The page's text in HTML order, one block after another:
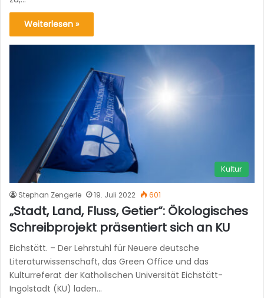
Weiterlesen »
Kultur
Stephan Zengerle 19. Juli 2022 601
„Stadt, Land, Fluss, Getier“: Ökologisches
Schreibprojekt präsentiert sich an KU
Eichstätt. – Der Lehrstuhl für Neuere deutsche
Literaturwissenschaft, das Green Office und das
Kulturreferat der Katholischen Universität Eichstätt-
Ingolstadt (KU) laden…